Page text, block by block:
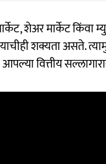
मार्केट, शेअर मार्केट
शक्यता असते.
वित्तीय